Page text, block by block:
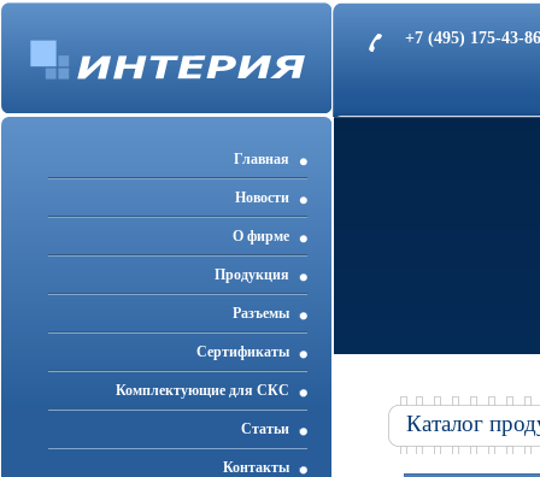
+7 (495) 175-43-
Главная
Новости
О фирме
Продукция
Разъемы
Cертификаты
Комплектующие для СКС
Статьи
Контакты
Каталог